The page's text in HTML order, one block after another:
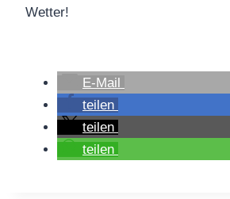
Wetter!
E-Mail
teilen
teilen
teilen